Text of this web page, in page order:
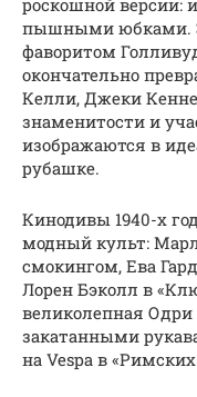
пышными юбками.
фаворитом
окончательно
Келли, Джеки
знаменитости и
изображаются в
рубашке.
Кинодивы 1940-х
модный культ:
смокингом, Ева
Лорен Бэколл в
великолепная Одри
закатанными
на Vespa в